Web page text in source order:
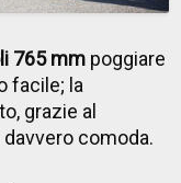
765 mm poggiare
facile; la
grazie al
comoda.